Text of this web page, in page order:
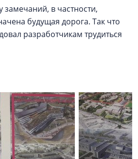
замечаний, в частности,
будущая дорога. Так что
разработчикам трудиться